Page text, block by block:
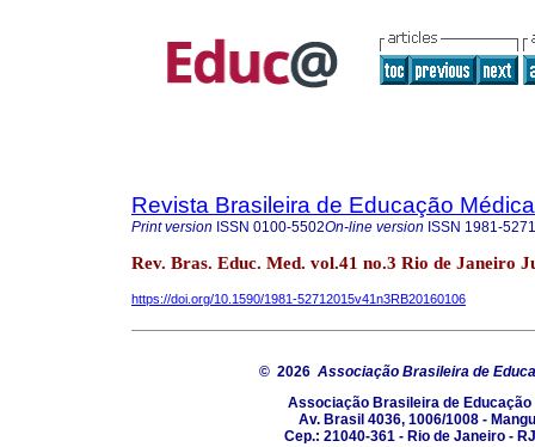
Revista Brasileira de Educação Médica
Print version ISSN 0100-5502On-line version ISSN 1981-5271
Rev. Bras. Educ. Med. vol.41 no.3 Rio de Janeiro
https://doi.org/10.1590/1981-52712015v41n3RB20160106
© 2026 Associação Brasileira de
Associação Brasileira de Educação
Av. Brasil 4036, 1006/1008 -
Cep.: 21040-361 - Rio de Janeiro -